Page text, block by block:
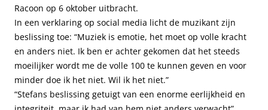
Racoon op 6 oktober uitbracht.
In een verklaring op social media licht de muzikant zijn
beslissing toe: “Muziek is emotie, het moet op volle kracht
en anders niet. Ik ben er achter gekomen dat het steeds
moeilijker wordt me de volle 100 te kunnen geven en voor
minder doe ik het niet. Wil ik het niet.”
“Stefans beslissing getuigt van een enorme eerlijkheid en